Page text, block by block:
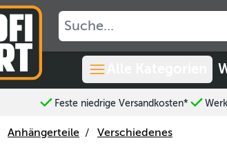
Feste niedrige Versandkosten*
Anhängerteile / Verschiedenes